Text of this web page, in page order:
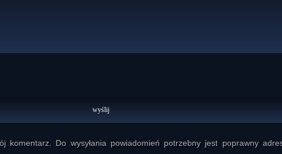
komentarz. Do wysyłania powiadomień potrzebny jest poprawny